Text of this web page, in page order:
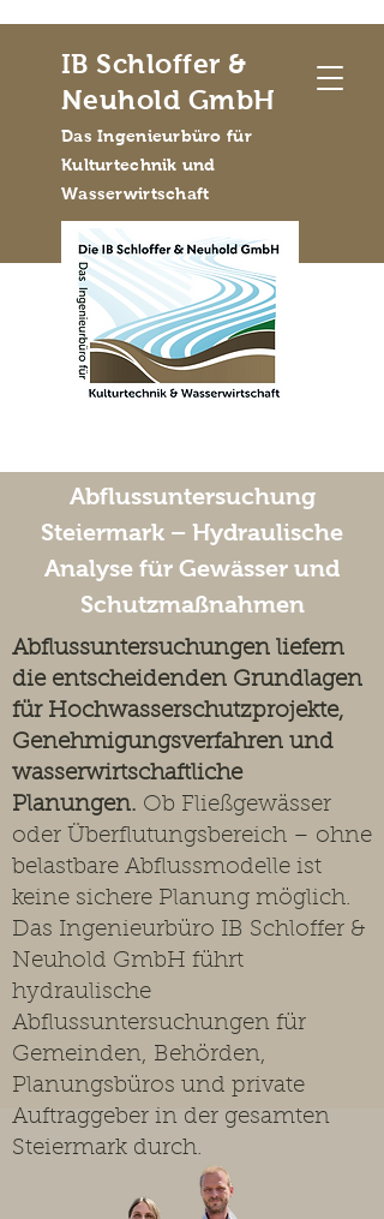
IB Schloffer &
Neuhold GmbH
Das Ingenieurbüro für
Kulturtechnik und
Wasserwirtschaft
Abflussuntersuchung
Steiermark – Hydraulische
Analyse für Gewässer und
Schutzmaßnahmen
Abflussuntersuchungen liefern
die entscheidenden Grundlagen
für Hochwasserschutzprojekte,
Genehmigungsverfahren und
wasserwirtschaftliche
Planungen. Ob Fließgewässer
oder Überflutungsbereich – ohne
belastbare Abflussmodelle ist
keine sichere Planung möglich.
Das Ingenieurbüro IB Schloffer &
Neuhold GmbH führt
hydraulische
Abflussuntersuchungen für
Gemeinden, Behörden,
Planungsbüros und private
Auftraggeber in der gesamten
Steiermark durch.